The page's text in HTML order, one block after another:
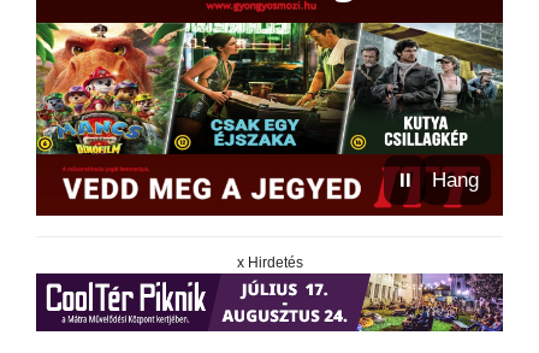
⏸ Hang
x Hirdetés